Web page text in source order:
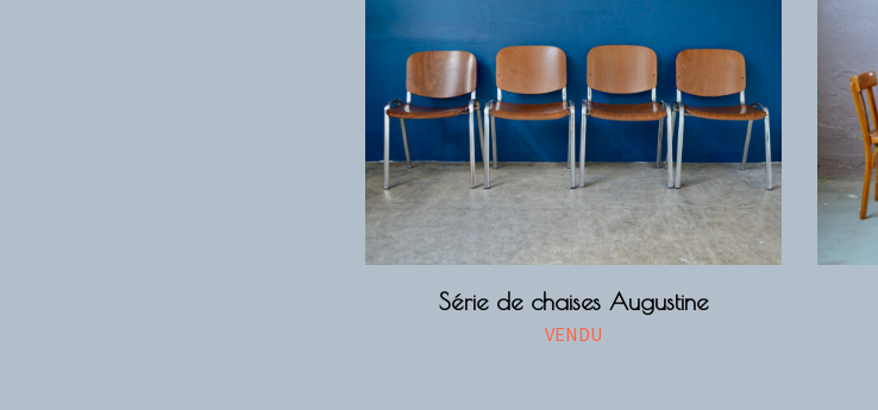
Série de chaises Augustine
VENDU